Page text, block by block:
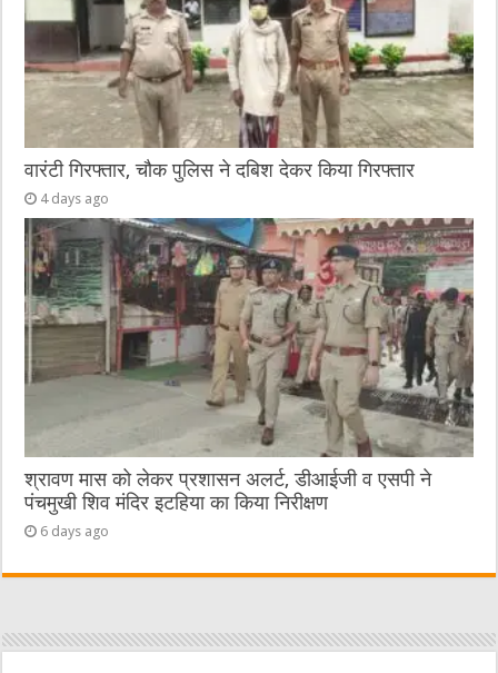
वारंटी गिरफ्तार, चौक पुलिस ने दबिश देकर किया गिरफ्तार
4 days ago
श्रावण मास को लेकर प्रशासन अलर्ट, डीआईजी व एसपी ने
पंचमुखी शिव मंदिर इटहिया का किया निरीक्षण
6 days ago